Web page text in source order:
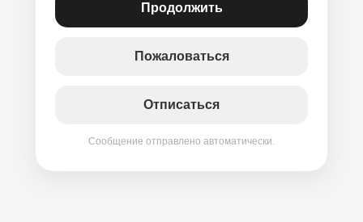
Продолжить
Пожаловаться
Отписаться
Сообщение отправлено автоматически.